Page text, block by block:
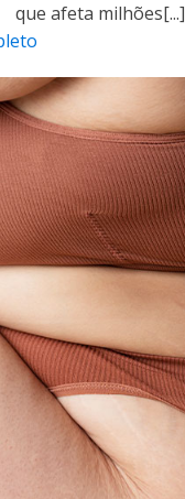
que afeta milhões[...]